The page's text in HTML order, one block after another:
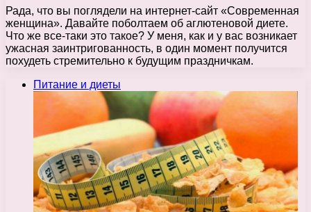
Рада, что вы поглядели на интернет-сайт «Современная
женщина». Давайте поболтаем об аглютеновой диете.
Что же все-таки это такое? У меня, как и у вас возникает
ужасная заинтригованность, в один момент получится
похудеть стремительно к будущим праздничкам.
Питание и диеты